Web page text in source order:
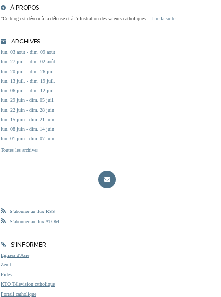
À PROPOS
"Ce blog est dévolu à la défense et à l'illustration des valeurs catholiques... Lire la suite
ARCHIVES
lun. 03 août - dim. 09 août
lun. 27 juil. - dim. 02 août
lun. 20 juil. - dim. 26 juil.
lun. 13 juil. - dim. 19 juil.
lun. 06 juil. - dim. 12 juil.
lun. 29 juin - dim. 05 juil.
lun. 22 juin - dim. 28 juin
lun. 15 juin - dim. 21 juin
lun. 08 juin - dim. 14 juin
lun. 01 juin - dim. 07 juin
Toutes les archives
S'abonner au flux RSS
S'abonner au flux ATOM
S'INFORMER
Eglises d'Asie
Zenit
Fides
KTO Télévision catholique
Portail catholique